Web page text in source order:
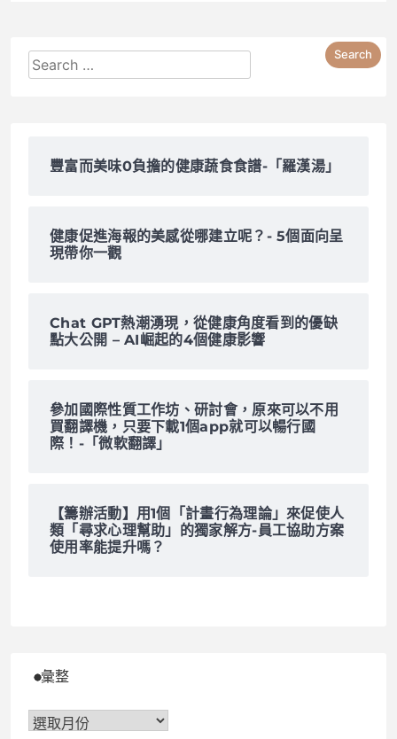
豐富而美味0負擔的健康蔬食食譜-「羅漢湯」
健康促進海報的美感從哪建立呢？- 5個面向呈
現帶你一觀
Chat GPT熱潮湧現，從健康角度看到的優缺
點大公開 – AI崛起的4個健康影響
參加國際性質工作坊、研討會，原來可以不用
買翻譯機，只要下載1個app就可以暢行國
際！-「微軟翻譯」
【籌辦活動】用1個「計畫行為理論」來促使人
類「尋求心理幫助」的獨家解方-員工協助方案
使用率能提升嗎？
彙整
彙